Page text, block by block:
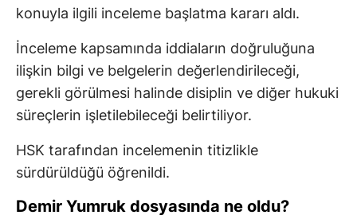
konuyla ilgili inceleme başlatma kararı aldı.
İnceleme kapsamında iddiaların doğruluğuna
ilişkin bilgi ve belgelerin değerlendirileceği,
gerekli görülmesi halinde disiplin ve diğer hukuki
süreçlerin işletilebileceği belirtiliyor.
HSK tarafından incelemenin titizlikle
sürdürüldüğü öğrenildi.
Demir Yumruk dosyasında ne oldu?